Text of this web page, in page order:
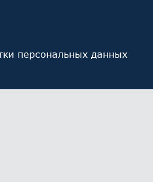
персональных данных